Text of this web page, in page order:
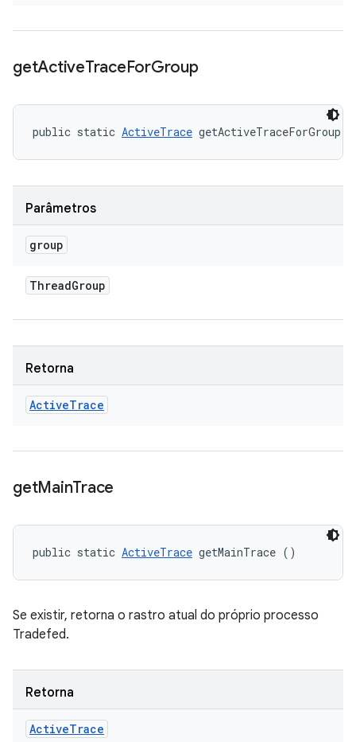
getActiveTraceForGroup
public static ActiveTrace getActiveTraceForGroup
Parâmetros
group
ThreadGroup
Retorna
ActiveTrace
getMainTrace
public static ActiveTrace getMainTrace ()
Se existir, retorna o rastro atual do próprio processo
Tradefed.
Retorna
ActiveTrace